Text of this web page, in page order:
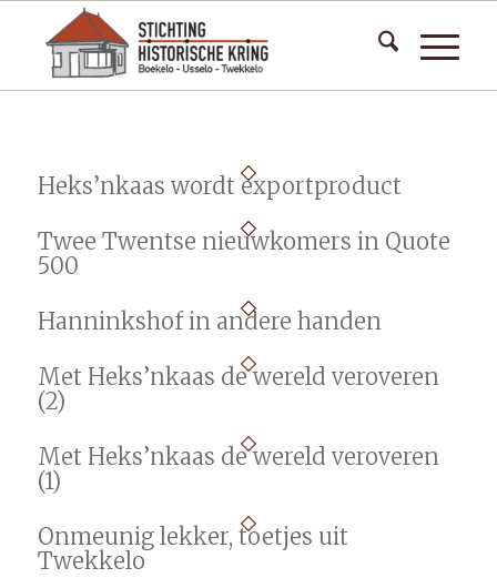
Heks’nkaas wordt exportproduct
Twee Twentse nieuwkomers in Quote
500
Hanninkshof in andere handen
Met Heks’nkaas de wereld veroveren
(2)
Met Heks’nkaas de wereld veroveren
(1)
Onmeunig lekker, toetjes uit
Twekkelo